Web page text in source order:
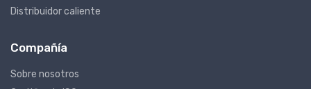
Distribuidor caliente
Compañía
Sobre nosotros